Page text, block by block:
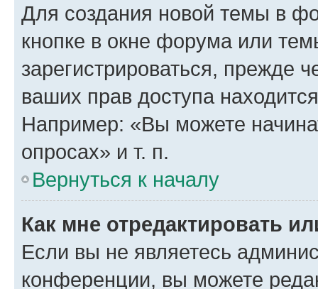
Для создания новой темы в
кнопке в окне форума или
зарегистрироваться, прежде
ваших прав доступа
Например: «Вы можете
опросах» и т. п.
Вернуться к началу
Как мне отредактировать
Если вы не являетесь
конференции, вы можете